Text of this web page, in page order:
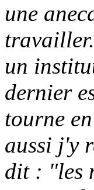
une
un
dernier
tourne
aussi j'y
dit : "les